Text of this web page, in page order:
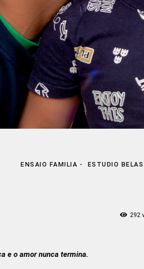
ENSAIO FAMILIA ESTUDIO
292
e o amor nunca termina.